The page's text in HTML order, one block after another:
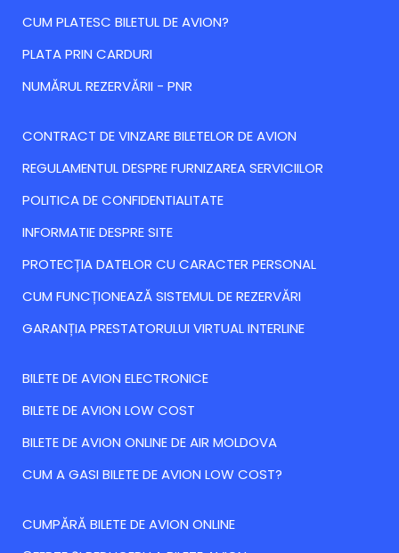
CUM PLATESC BILETUL DE AVION?
PLATA PRIN CARDURI
NUMĂRUL REZERVĂRII - PNR
CONTRACT DE VINZARE BILETELOR DE AVION
REGULAMENTUL DESPRE FURNIZAREA SERVICIILOR
POLITICA DE CONFIDENTIALITATE
INFORMATIE DESPRE SITE
PROTECȚIA DATELOR CU CARACTER PERSONAL
CUM FUNCȚIONEAZĂ SISTEMUL DE REZERVĂRI
GARANȚIA PRESTATORULUI VIRTUAL INTERLINE
BILETE DE AVION ELECTRONICE
BILETE DE AVION LOW COST
BILETE DE AVION ONLINE DE AIR MOLDOVA
CUM A GASI BILETE DE AVION LOW COST?
CUMPĂRĂ BILETE DE AVION ONLINE